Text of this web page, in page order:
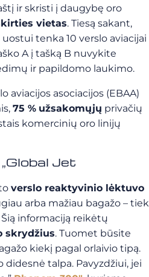
ir skristi į daugybę oro
vietas. Tiesą sakant,
tenka 10 verslo aviacijai
A į tašką B nuvykite
ir papildomo laukimo.
aviacijos asociacijos (EBAA)
75 % užsakomųjų privačių
komercinių oro linijų
Jet
verslo reaktyvinio lėktuvo
arba mažiau bagažo – tiek
informaciją reikėtų
skrydžius. Tuomet būsite
kiekį pagal orlaivio tipą.
didesnė talpa. Pavyzdžiui, jei